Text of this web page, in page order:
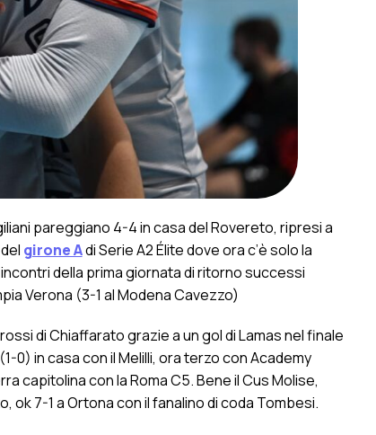
pareggiano 4-4 in casa del Rovereto, ripresi a
girone Adi Serie A2 Élite dove ora c’è solo la
della prima giornata di ritorno successi
Verona (3-1 al Modena Cavezzo)
di Chiaffarato grazie a un gol di Lamas nel finale
0) in casa con il Melilli, ora terzo con Academy
capitolina con la Roma C5. Bene il Cus Molise,
ok 7-1 a Ortona con il fanalino di coda Tombesi.